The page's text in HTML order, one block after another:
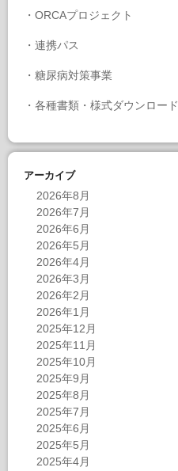
・ ORCAプロジェクト
・ 連携パス
・ 糖尿病対策事業
・ 各種書類・様式ダウンロード
アーカイブ
2026年8月
2026年7月
2026年6月
2026年5月
2026年4月
2026年3月
2026年2月
2026年1月
2025年12月
2025年11月
2025年10月
2025年9月
2025年8月
2025年7月
2025年6月
2025年5月
2025年4月